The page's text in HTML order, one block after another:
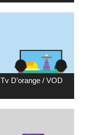
Tv D’orange / VOD